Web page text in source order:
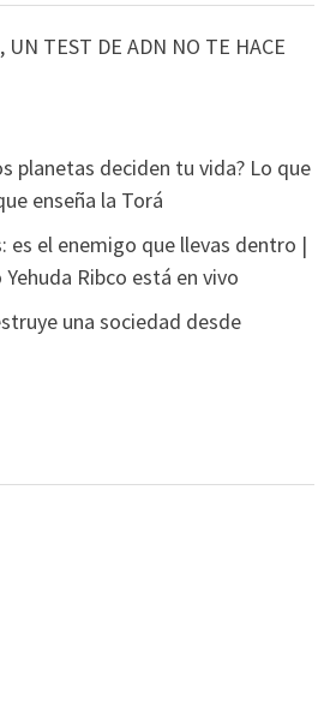
TEST DE ADN NO TE HACE
planetas deciden tu vida? Lo que
enseña la Torá
es el enemigo que llevas dentro |
Yehuda Ribco está en vivo
una sociedad desde